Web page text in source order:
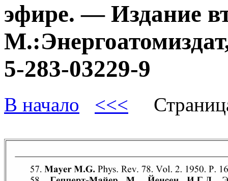
эфире. — Издание
5-283-03229-9
В начало <<<